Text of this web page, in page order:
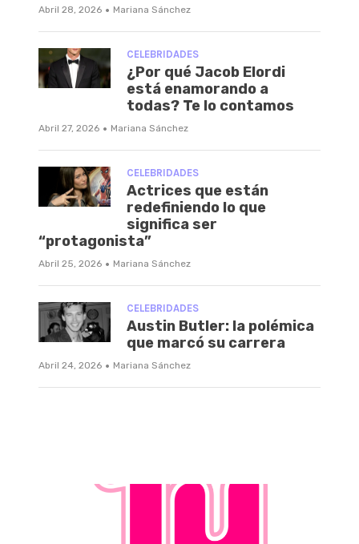
Abril 28, 2026 · Mariana Sánchez
CELEBRIDADES
¿Por qué Jacob Elordi
está enamorando a
todas? Te lo contamos
Abril 27, 2026 · Mariana Sánchez
CELEBRIDADES
Actrices que están
redefiniendo lo que
significa ser
“protagonista”
Abril 25, 2026 · Mariana Sánchez
CELEBRIDADES
Austin Butler: la polémica
que marcó su carrera
Abril 24, 2026 · Mariana Sánchez